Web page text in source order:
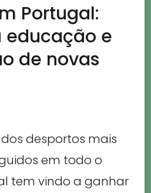
Portugal:
e
de novas
desportos mais
em todo o
tem vindo a ganhar